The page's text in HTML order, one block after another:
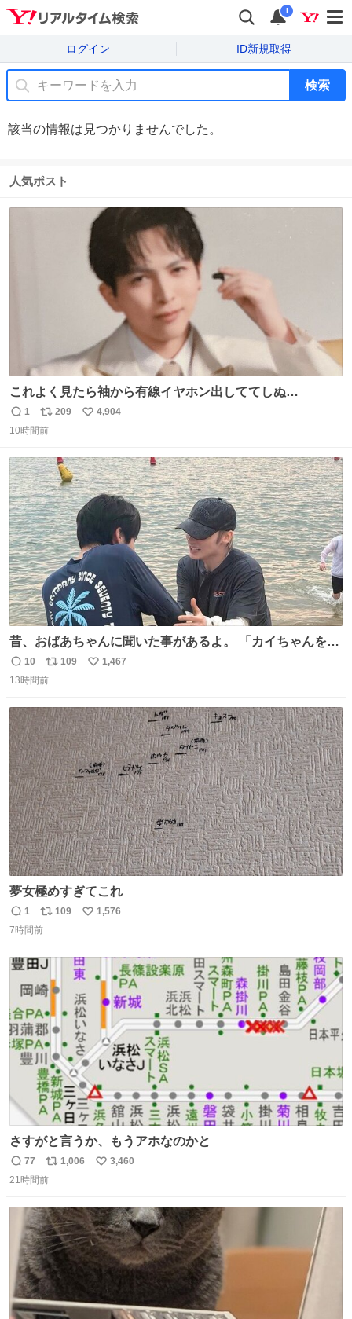
i
ログイン ID新規取得
検索
該当の情報は見つかりませんでした。
人気ポスト
これよく見たら袖から有線イヤホン出しててしぬ
wwwwwwwwww
返
信
1
リ
ポ
ト
数
209
い
数
4,904
10時間前
昔、おばあちゃんに聞いた事があるよ。 「カイちゃんをい
じめると、アイツが海から上がって来るぞ。」って。
返
信
10
リ
ポ
ト
数
109
い
数
1,467
13時間前
夢女極めすぎてこれ
返
信
1
リ
ポ
ト
数
109
い
数
1,576
7時間前
さすがと言うか、もうアホなのかと
返
信
77
リ
ポ
ト
数
1,006
い
数
3,460
21時間前